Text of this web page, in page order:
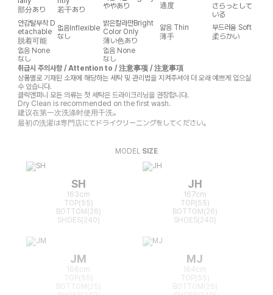
部分あり
若干あり
ややあり
適度
さらっとして
いる
안감탈부착 D
etachable
脱着可能
없음Inflexible
なし
밝은칼라만Bright
Color Only
薄い色あり
얇음 Thin
薄手
부드러움 Soft
柔らかい
없음 None
なし
없음 None
なし
취급시 주의사항 / Attention to / 注意事项 / 注意事項
상품별로 기재된 소재에 해당하는 세탁 및 관리법을 지켜주셔야 더 오래 예쁘게 입으실
수 있습니다.
클릭앤퍼니 모든 의류는 첫 세탁은 드라이크리닝을 권장합니다.
Dry Clean is recommended on the first wash.
建议在第一次洗涤时使用干洗。
最初の洗濯は専門店にてドライクリーニングをしてください。
MODEL SIZE
SH
163cm
TOP(55)
BOTTOM(26)
SHOES(240)
JH
167cm
TOP(55)
BOTTOM(26)
SHOES(240)
JM
166cm
TOP(55)
BOTTOM(25)
MJ
164cm
TOP(55)
BOTTOM(26)